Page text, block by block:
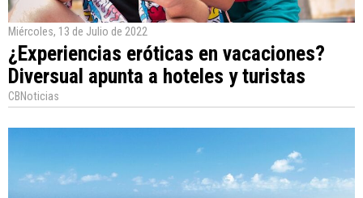
Miércoles, 13 de Julio de 2022
¿Experiencias eróticas en vacaciones?
Diversual apunta a hoteles y turistas
CBNoticias